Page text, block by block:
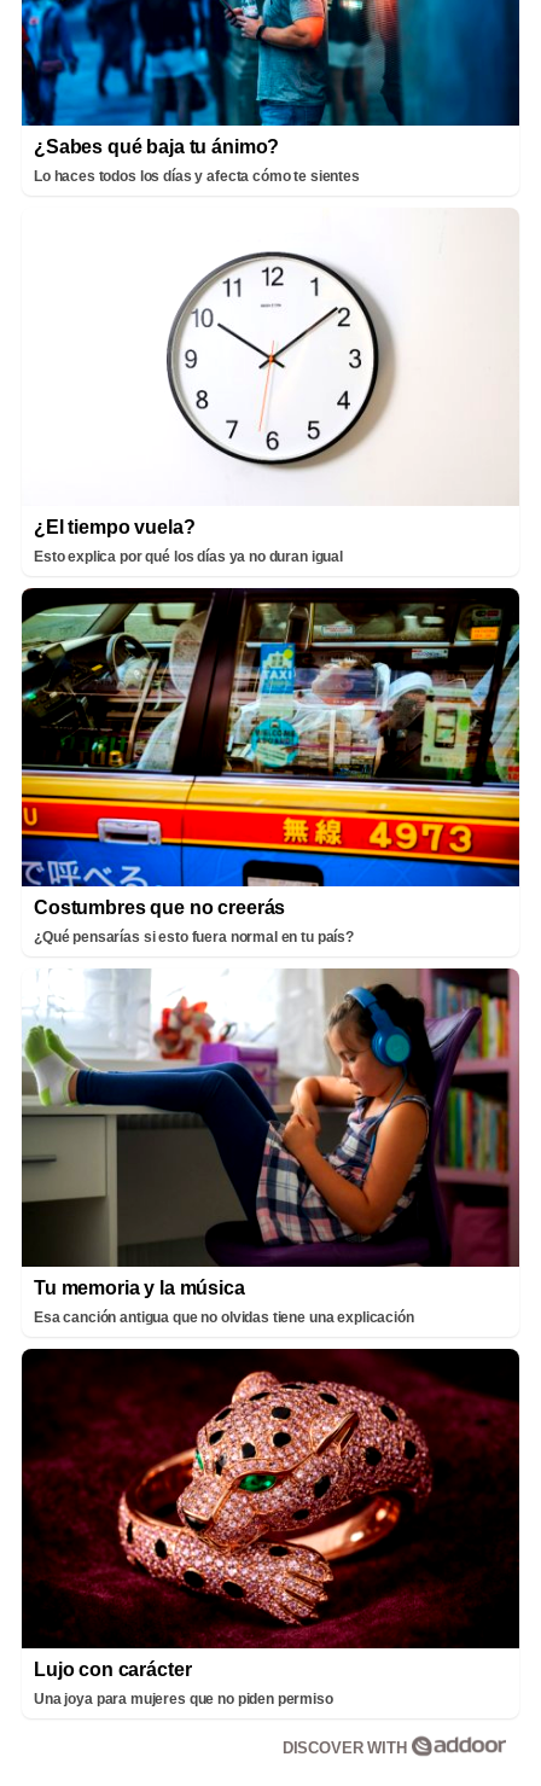
¿Sabes qué baja tu ánimo?
Lo haces todos los días y afecta cómo te sientes
¿El tiempo vuela?
Esto explica por qué los días ya no duran igual
Costumbres que no creerás
¿Qué pensarías si esto fuera normal en tu país?
Tu memoria y la música
Esa canción antigua que no olvidas tiene una explicación
Lujo con carácter
Una joya para mujeres que no piden permiso
DISCOVER WITH